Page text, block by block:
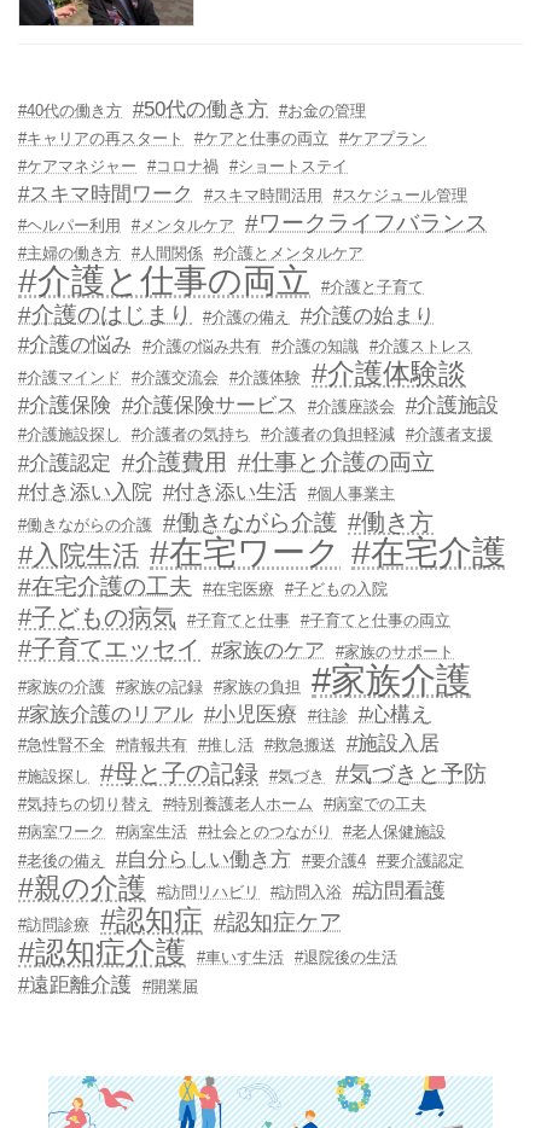
#40代の働き方 #50代の働き方 #お金の管理
#キャリアの再スタート
#ケアと仕事の両立
#ケアプラン
#ケアマネジャー
#コロナ禍 #ショートステイ
#スキマ時間ワーク #スキマ時間活用
#スケジュール管理
#ヘルパー利用
#メンタルケア #ワークライフバランス
#主婦の働き方 #人間関係 #介護とメンタルケア
#介護と仕事の両立 #介護と子育て
#介護のはじまり #介護の備え
#介護の始まり
#介護の悩み
#介護の悩み共有 #介護の知識
#介護ストレス
#介護マインド
#介護交流会 #介護体験 #介護体験談
#介護保険 #介護保険サービス #介護座談会 #介護施設
#介護施設探し #介護者の気持ち #介護者の負担軽減 #介護者支援
#介護認定 #介護費用 #仕事と介護の両立
#付き添い入院 #付き添い生活 #個人事業主
#働きながらの介護 #働きながら介護 #働き方
#入院生活 #在宅ワーク #在宅介護
#在宅介護の工夫 #在宅医療 #子どもの入院
#子どもの病気 #子育てと仕事 #子育てと仕事の両立
#子育てエッセイ #家族のケア
#家族のサポート
#家族の介護 #家族の記録 #家族の負担 #家族介護
#家族介護のリアル #小児医療 #往診 #心構え
#急性腎不全 #情報共有 #推し活 #救急搬送 #施設入居
#施設探し #母と子の記録 #気づき #気づきと予防
#気持ちの切り替え #特別養護老人ホーム
#病室での工夫
#病室ワーク
#病室生活 #社会とのつながり
#老人保健施設
#老後の備え
#自分らしい働き方 #要介護4 #要介護認定
#親の介護 #訪問リハビリ #訪問入浴 #訪問看護
#訪問診療 #認知症 #認知症ケア
#認知症介護 #車いす生活 #退院後の生活
#遠距離介護 #開業届